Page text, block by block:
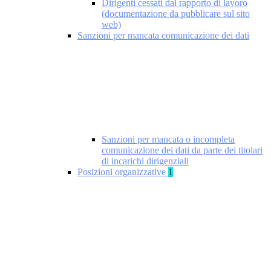
Dirigenti cessati dal rapporto di lavoro
(documentazione da pubblicare sul sito
web)
Sanzioni per mancata comunicazione dei dati
Sanzioni per mancata o incompleta
comunicazione dei dati da parte dei titolari
di incarichi dirigenziali
Posizioni organizzative 1